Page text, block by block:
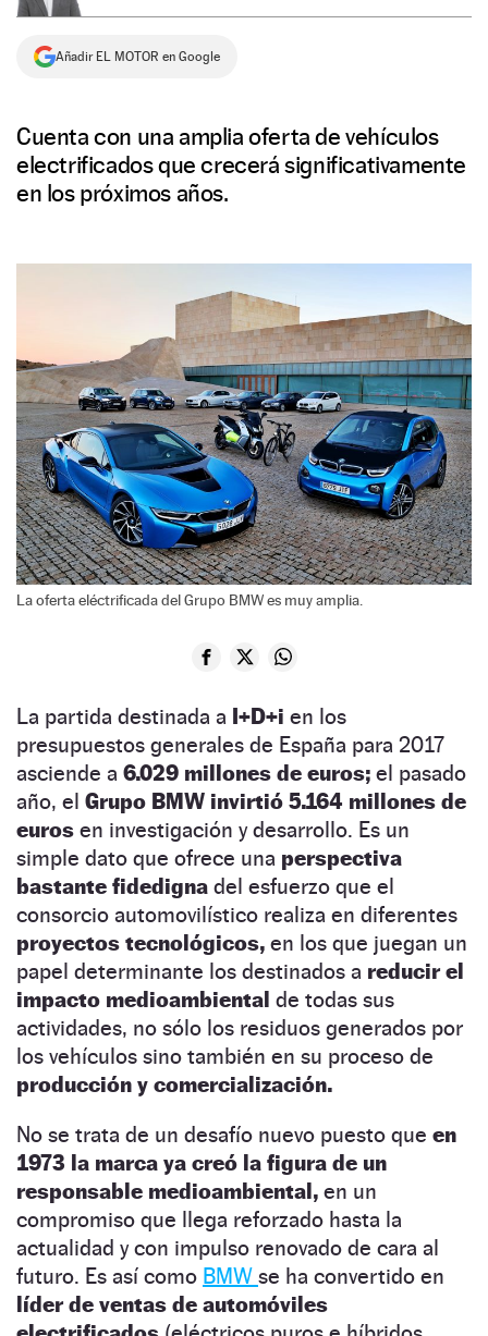
Añadir EL MOTOR en Google
Cuenta con una amplia oferta de vehículos
electrificados que crecerá significativamente
en los próximos años.
La oferta eléctrificada del Grupo BMW es muy amplia.
La partida destinada a I+D+i en los
presupuestos generales de España para 2017
asciende a 6.029 millones de euros; el pasado
año, el Grupo BMW invirtió 5.164 millones de
euros en investigación y desarrollo. Es un
simple dato que ofrece una perspectiva
bastante fidedigna del esfuerzo que el
consorcio automovilístico realiza en diferentes
proyectos tecnológicos, en los que juegan un
papel determinante los destinados a reducir el
impacto medioambiental de todas sus
actividades, no sólo los residuos generados por
los vehículos sino también en su proceso de
producción y comercialización.
No se trata de un desafío nuevo puesto que en
1973 la marca ya creó la figura de un
responsable medioambiental, en un
compromiso que llega reforzado hasta la
actualidad y con impulso renovado de cara al
futuro. Es así como BMW se ha convertido en
líder de ventas de automóviles